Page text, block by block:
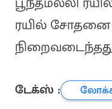
ரயில் சோதனை
டேக்ஸ் :